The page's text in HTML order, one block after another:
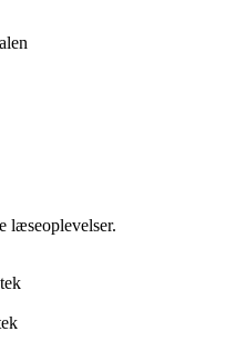
læseoplevelser.